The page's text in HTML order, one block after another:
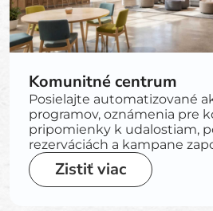
Komunitné centrum
Posielajte automatizované
programov, oznámenia pre
pripomienky k udalostiam,
rezerváciách a kampane
Zistiť viac